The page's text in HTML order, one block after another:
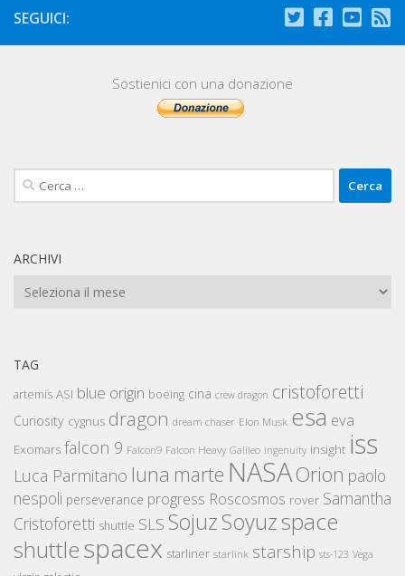
SEGUICI:
Sostienici con una donazione
Ricerca
per:
ARCHIVI
Archivi
TAG
artemis ASI blue origin boeing cina crew dragon cristoforetti
Curiosity cygnus dragon dream chaser Elon Musk esa eva
Exomars falcon 9 Falcon9 Falcon Heavy Galileo ingenuity insight iss
Luca Parmitano luna marte NASAOrion paolo
nespoli perseverance progress Roscosmos rover Samantha
Cristoforetti shuttle SLS SojuzSoyuzspace
shuttlespacex starliner starlink starship sts-123 Vega